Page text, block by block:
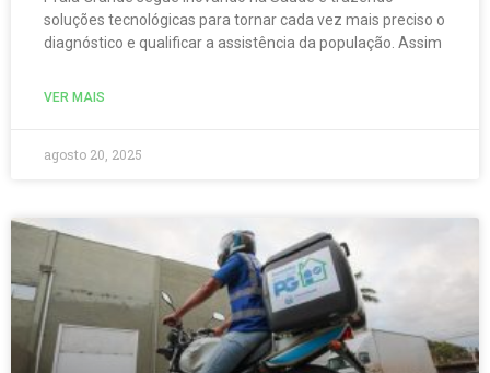
soluções tecnológicas para tornar cada vez mais preciso o
diagnóstico e qualificar a assistência da população. Assim
VER MAIS
agosto 20, 2025